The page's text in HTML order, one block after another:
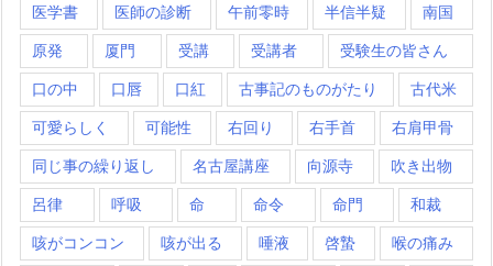
医学書 医師の診断 午前零時 半信半疑 南国
原発 厦門 受講 受講者 受験生の皆さん
口の中 口唇 口紅 古事記のものがたり 古代米
可愛らしく 可能性 右回り 右手首 右肩甲骨
同じ事の繰り返し 名古屋講座 向源寺 吹き出物
呂律 呼吸 命 命令 命門 和裁
咳がコンコン 咳が出る 唾液 啓蟄 喉の痛み